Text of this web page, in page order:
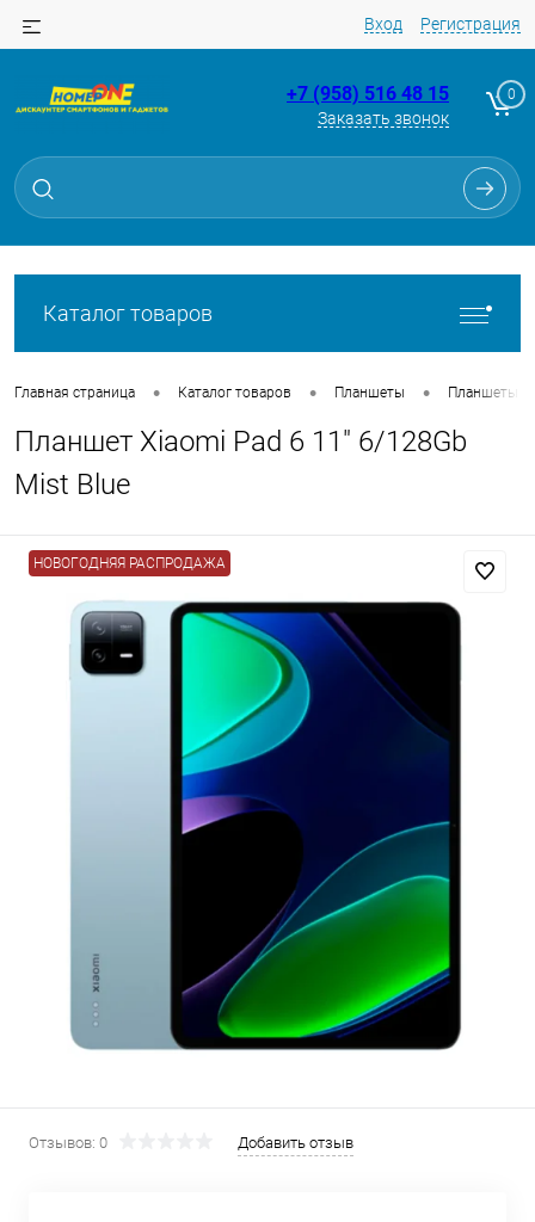
Вход Регистрация
+7 (958) 516 48 15
Заказать звонок
0
Каталог товаров
Главная страница • Каталог товаров • Планшеты • Планшеты
Планшет Xiaomi Pad 6 11" 6/128Gb
Mist Blue
НОВОГОДНЯЯ РАСПРОДАЖА
Отзывов: 0 Добавить отзыв
Для клиентов всех банков
Разбейте
без переплат
Сегодня
Добавляйте товары
в корзину
Оплачивайте сегодня только
% картой любого банка
Получайте товар
выбранный способом
% будут
с вашей карты
по
каждые 2 недели